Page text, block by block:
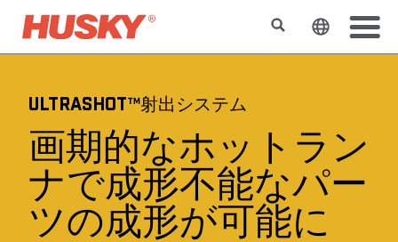
検索 ウェブサ
ULTRASHOT™射出システム
画期的なホットラン
ナで成形不能なパー
ツの成形が可能に